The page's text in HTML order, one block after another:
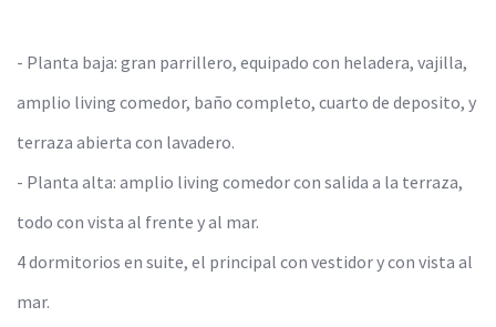
- Planta baja: gran parrillero, equipado con heladera, vajilla,
amplio living comedor, baño completo, cuarto de deposito, y
terraza abierta con lavadero.
- Planta alta: amplio living comedor con salida a la terraza,
todo con vista al frente y al mar.
4 dormitorios en suite, el principal con vestidor y con vista al
mar.